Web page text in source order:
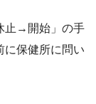
止→開始」の手
に保健所に問い